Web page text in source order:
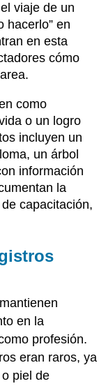
viaje de un
hacerlo” en
en esta
cómo
como
o un logro
incluyen un
un árbol
información
la
capacitación,
en la
profesión.
eran raros, ya
piel de